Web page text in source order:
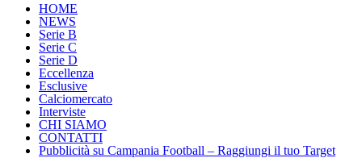
HOME
NEWS
Serie B
Serie C
Serie D
Eccellenza
Esclusive
Calciomercato
Interviste
CHI SIAMO
CONTATTI
Pubblicità su Campania Football – Raggiungi il tuo Target